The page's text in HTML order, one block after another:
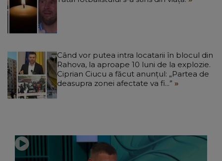
Când vor putea intra locatarii în blocul din
Rahova, la aproape 10 luni de la explozie.
Ciprian Ciucu a făcut anunțul: „Partea de
deasupra zonei afectate va fi...”